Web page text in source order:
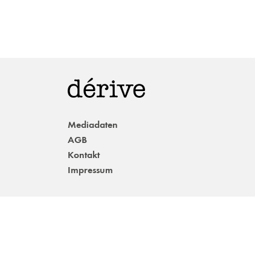
Mediadaten
AGB
Kontakt
Impressum